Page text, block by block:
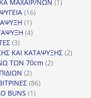
ΜΑΧΑΙΡ/ΝΩΝ 1
1616
11
προϊόν
44
33
προϊόντα
ΚΑΙ ΚΑΤΑΨΥΞΗΣ 22
ΤΩΝ 70cm 22
22
προϊόντα
8686
BUNS 11